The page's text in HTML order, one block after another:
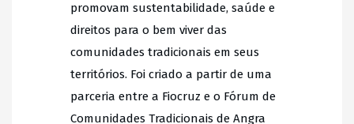
promovam sustentabilidade, saúde e
direitos para o bem viver das
comunidades tradicionais em seus
territórios. Foi criado a partir de uma
parceria entre a Fiocruz e o Fórum de
Comunidades Tradicionais de Angra